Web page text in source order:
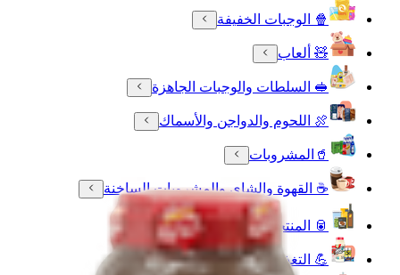
🍿 الوجبات الخفيفة
🧸 ألعاب
🥪 السلطات والوجبات الجاهزة
🍖 اللحوم والدواجن والأسماك
🥤المشروبات
☕ القهوة والشاي والمشروبات الساخنة
🥫 المنتجات الغذائية
💪 التغذية الرياضية